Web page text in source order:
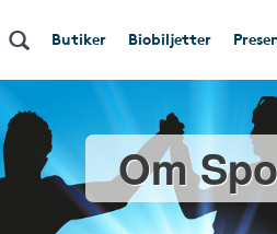
Butiker Biobiljetter
Om